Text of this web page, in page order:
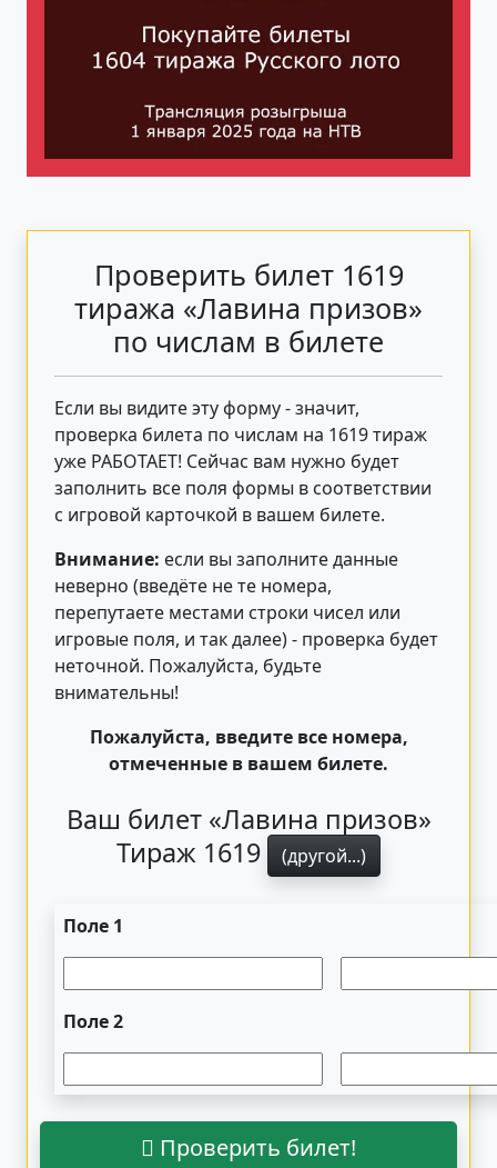
Проверить билет 1619
тиража «Лавина призов»
по числам в билете
Если вы видите эту форму - значит,
проверка билета по числам на 1619 тираж
уже РАБОТАЕТ! Сейчас вам нужно будет
заполнить все поля формы в соответствии
с игровой карточкой в вашем билете.
Внимание: если вы заполните данные
неверно (введёте не те номера,
перепутаете местами строки чисел или
игровые поля, и так далее) - проверка будет
неточной. Пожалуйста, будьте
внимательны!
Пожалуйста, введите все номера,
отмеченные в вашем билете.
Ваш билет «Лавина призов»
Тираж 1619
(другой...)
Поле 1
Поле 2
Проверить билет!